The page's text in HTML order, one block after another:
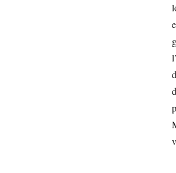
l’